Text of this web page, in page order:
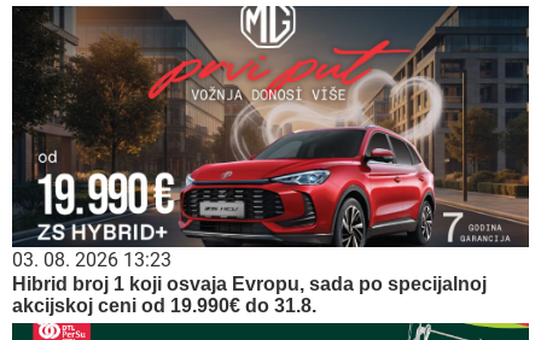
03. 08. 2026 13:23
Hibrid broj 1 koji osvaja Evropu, sada po specijalnoj
akcijskoj ceni od 19.990€ do 31.8.